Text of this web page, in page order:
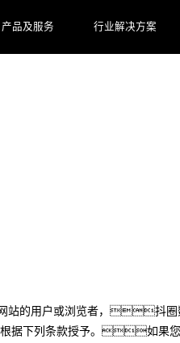
产品及服务 行业解决方案
站的用户或浏览者，抖
据下列条款授予。如果